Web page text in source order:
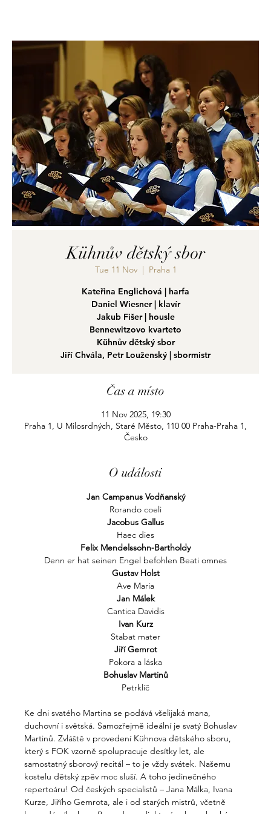
Kühnův dětský sbor
Tue 11 Nov
  |
Praha 1
Kateřina Englichová | harfa
Daniel Wiesner | klavír
Jakub Fišer | housle
Bennewitzovo kvarteto
Kühnův dětský sbor
Jiří Chvála, Petr Louženský | sbormistr
Čas a místo
11 Nov 2025, 19:30
Praha 1, U Milosrdných, Staré Město, 110 00 Praha-Praha 1,
Česko
O události
Jan Campanus Vodňanský
Rorando coeli
Jacobus Gallus
Haec dies
Felix Mendelssohn-Bartholdy
Denn er hat seinen Engel befohlen Beati omnes
Gustav Holst
Ave Maria
Jan Málek
Cantica Davidis
Ivan Kurz
Stabat mater
Jiří Gemrot
Pokora a láska
Bohuslav Martinů
Petrklíč
Ke dni svatého Martina se podává všelijaká mana,
duchovní i světská. Samozřejmě ideální je svatý Bohuslav
Martinů. Zvláště v provedení Kühnova dětského sboru,
který s FOK vzorně spolupracuje desítky let, ale
samostatný sborový recitál – to je vždy svátek. Našemu
kostelu dětský zpěv moc sluší. A toho jedinečného
repertoáru! Od českých specialistů – Jana Málka, Ivana
Kurze, Jiřího Gemrota, ale i od starých mistrů, včetně